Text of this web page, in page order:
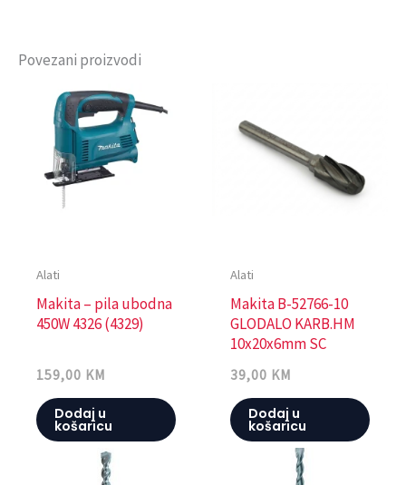
Povezani proizvodi
Alati
Makita – pila ubodna
450W 4326 (4329)
159,00 KM
Dodaj u
košaricu
Alati
Makita B-52766-10
GLODALO KARB.HM
10x20x6mm SC
39,00 KM
Dodaj u
košaricu